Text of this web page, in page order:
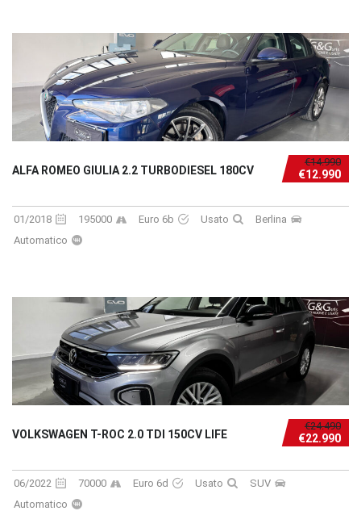
€14.990
€12.990
ALFA ROMEO GIULIA 2.2 TURBODIESEL 180CV
01/2018 195000 Euro 6b Usato
Berlina
Automatico
€24.490
€22.990
VOLKSWAGEN T-ROC 2.0 TDI 150CV LIFE
06/2022 70000 Euro 6d Usato
SUV
Automatico